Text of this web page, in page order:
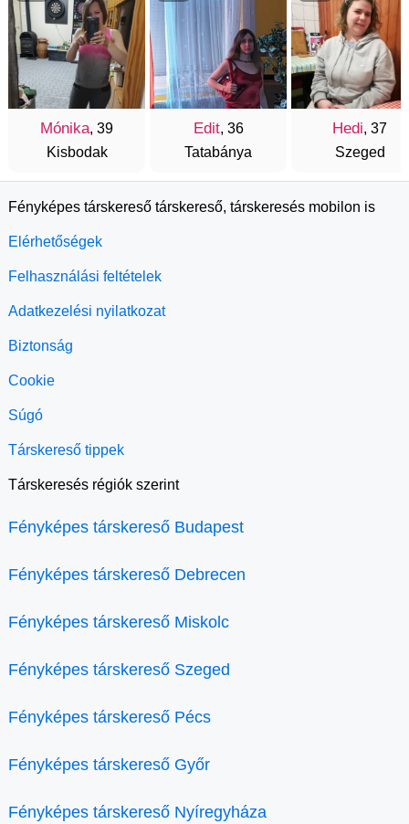
Mónika, 39
Kisbodak
Edit, 36
Tatabánya
Hedi, 37
Szeged
Fényképes társkereső társkereső, társkeresés mobilon is
Elérhetőségek
Felhasználási feltételek
Adatkezelési nyilatkozat
Biztonság
Cookie
Súgó
Társkereső tippek
Társkeresés régiók szerint
Fényképes társkereső Budapest
Fényképes társkereső Debrecen
Fényképes társkereső Miskolc
Fényképes társkereső Szeged
Fényképes társkereső Pécs
Fényképes társkereső Győr
Fényképes társkereső Nyíregyháza